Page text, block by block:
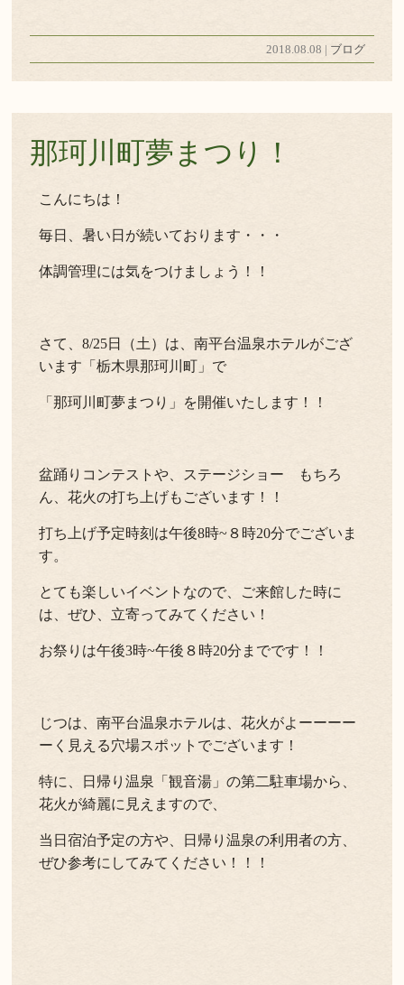
2018.08.08 | ブログ
那珂川町夢まつり！
こんにちは！
毎日、暑い日が続いております・・・
体調管理には気をつけましょう！！
さて、8/25日（土）は、南平台温泉ホテルがござ
います「栃木県那珂川町」で
「那珂川町夢まつり」を開催いたします！！
盆踊りコンテストや、ステージショー もちろ
ん、花火の打ち上げもございます！！
打ち上げ予定時刻は午後8時~８時20分でございま
す。
とても楽しいイベントなので、ご来館した時に
は、ぜひ、立寄ってみてください！
お祭りは午後3時~午後８時20分までです！！
じつは、南平台温泉ホテルは、花火がよーーーー
ーく見える穴場スポットでございます！
特に、日帰り温泉「観音湯」の第二駐車場から、
花火が綺麗に見えますので、
当日宿泊予定の方や、日帰り温泉の利用者の方、
ぜひ参考にしてみてください！！！